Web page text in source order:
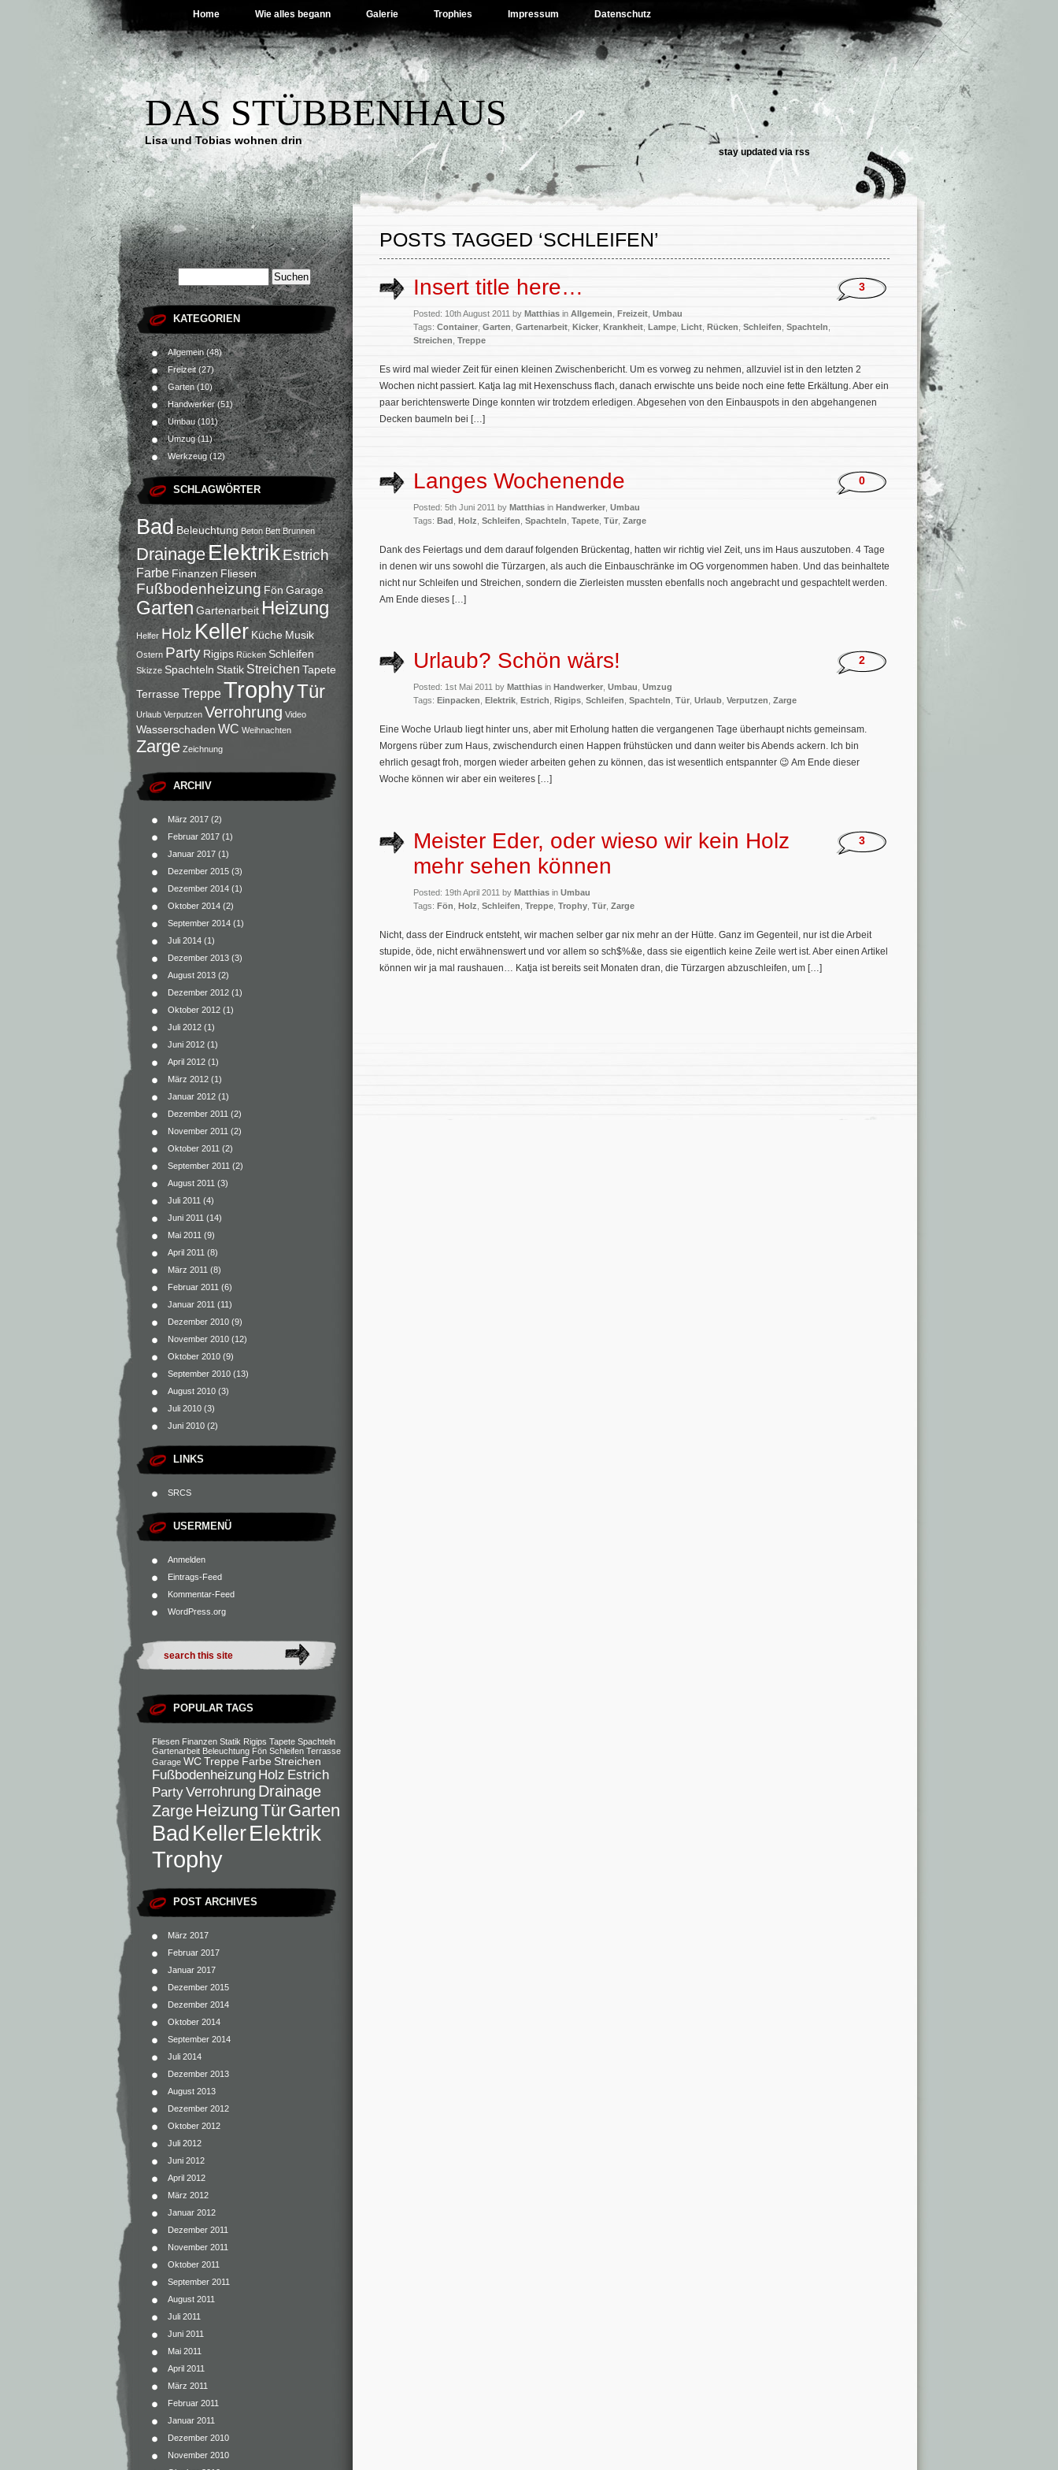
Home Wie alles begann Galerie Trophies Impressum Datenschutz
DAS STÜBBENHAUS
Lisa und Tobias wohnen drin
stay updated viarss
KATEGORIEN
Allgemein(48)
Freizeit (27)
Garten(10)
Handwerker(51)
Umbau(101)
Umzug(11)
Werkzeug(12)
SCHLAGWÖRTER
BadBeleuchtung Beton Bett Brunnen
DrainageElektrikEstrich
Farbe FinanzenFliesen
Fußbodenheizung Fön Garage
Garten Gartenarbeit Heizung
Helfer Holz Keller Küche Musik
Ostern Party Rigips Rücken Schleifen
Skizze Spachteln StatikStreichen Tapete
Terrasse TreppeTrophyTür
Urlaub Verputzen Verrohrung Video
Wasserschaden WC Weihnachten
Zarge Zeichnung
ARCHIV
März 2017 (2)
Februar 2017 (1)
Januar 2017 (1)
Dezember 2015 (3)
Dezember 2014 (1)
Oktober 2014 (2)
September 2014 (1)
Juli 2014 (1)
Dezember 2013 (3)
August 2013 (2)
Dezember 2012 (1)
Oktober 2012 (1)
Juli 2012 (1)
Juni 2012 (1)
April 2012 (1)
März 2012 (1)
Januar 2012 (1)
Dezember 2011 (2)
November 2011 (2)
Oktober 2011 (2)
September 2011 (2)
August 2011 (3)
Juli 2011 (4)
Juni 2011 (14)
Mai 2011 (9)
April 2011 (8)
März 2011 (8)
Februar 2011 (6)
Januar 2011 (11)
Dezember 2010 (9)
November 2010 (12)
Oktober 2010 (9)
September 2010 (13)
August 2010 (3)
Juli 2010 (3)
Juni 2010 (2)
LINKS
SRCS
USERMENÜ
Anmelden
Eintrags-Feed
Kommentar-Feed
WordPress.org
POPULAR TAGS
Fliesen Finanzen Statik Rigips Tapete Spachteln
Gartenarbeit Beleuchtung Fön Schleifen Terrasse
Garage WC Treppe Farbe Streichen
Fußbodenheizung Holz Estrich
PartyVerrohrung Drainage
ZargeHeizungTürGarten
Bad KellerElektrik
Trophy
POST ARCHIVES
März 2017
Februar 2017
Januar 2017
Dezember 2015
Dezember 2014
Oktober 2014
September 2014
Juli 2014
Dezember 2013
August 2013
Dezember 2012
Oktober 2012
Juli 2012
Juni 2012
April 2012
März 2012
Januar 2012
Dezember 2011
November 2011
Oktober 2011
September 2011
August 2011
Juli 2011
Juni 2011
Mai 2011
April 2011
März 2011
Februar 2011
Januar 2011
Dezember 2010
November 2010
POSTS TAGGED ‘SCHLEIFEN’
Insert title here…
Posted: 10th August 2011 by Matthias in Allgemein Freizeit Umbau
Tags: Container Garten Gartenarbeit Kicker Krankheit Lampe Licht Rücken Schleifen Spachteln
Streichen Treppe
3
Es wird mal wieder Zeit für einen kleinen Zwischenbericht. Um es vorweg zu nehmen, allzuviel ist in den letzten 2
Wochen nicht passiert. Katja lag mit Hexenschuss flach, danach erwischte uns beide noch eine fette Erkältung. Aber ein
paar berichtenswerte Dinge konnten wir trotzdem erledigen. Abgesehen von den Einbauspots in den abgehangenen
Decken baumeln bei […]
Langes Wochenende
Posted: 5th Juni 2011 by Matthias in Handwerker Umbau
Tags: Bad Holz Schleifen Spachteln Tapete Tür Zarge
0
Dank des Feiertags und dem darauf folgenden Brückentag, hatten wir richtig viel Zeit, uns im Haus auszutoben. 4 Tage
in denen wir uns sowohl die Türzargen, als auch die Einbauschränke im OG vorgenommen haben. Und das beinhaltete
nicht nur Schleifen und Streichen, sondern die Zierleisten mussten ebenfalls noch angebracht und gespachtelt werden.
Am Ende dieses […]
Urlaub? Schön wärs!
Posted: 1st Mai 2011 by Matthias in Handwerker Umbau Umzug
Tags: Einpacken Elektrik Estrich Rigips Schleifen Spachteln Tür Urlaub Verputzen Zarge
2
Eine Woche Urlaub liegt hinter uns, aber mit Erholung hatten die vergangenen Tage überhaupt nichts gemeinsam.
Morgens rüber zum Haus, zwischendurch einen Happen frühstücken und dann weiter bis Abends ackern. Ich bin
ehrlich gesagt froh, morgen wieder arbeiten gehen zu können, das ist wesentlich entspannter 😉 Am Ende dieser
Woche können wir aber ein weiteres […]
Meister Eder, oder wieso wir kein Holz
mehr sehen können
Posted: 19th April 2011 by Matthias in Umbau
Tags: Fön Holz Schleifen Treppe Trophy Tür Zarge
3
Nicht, dass der Eindruck entsteht, wir machen selber gar nix mehr an der Hütte. Ganz im Gegenteil, nur ist die Arbeit
stupide, öde, nicht erwähnenswert und vor allem so sch$%&e, dass sie eigentlich keine Zeile wert ist. Aber einen Artikel
können wir ja mal raushauen… Katja ist bereits seit Monaten dran, die Türzargen abzuschleifen, um […]